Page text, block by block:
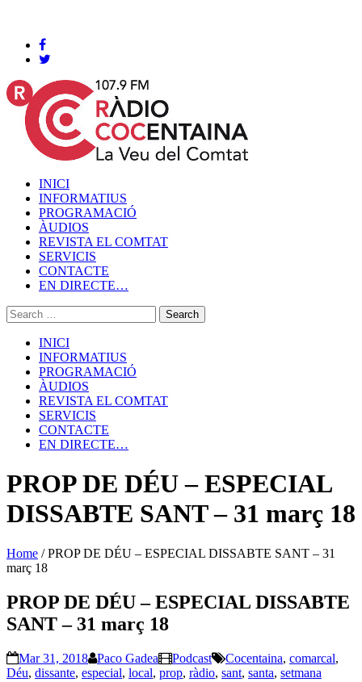
INICI
INFORMATIUS
PROGRAMACIÓ
ÀUDIOS
REVISTA EL COMTAT
SERVICIS
CONTACTE
EN DIRECTE…
INICI
INFORMATIUS
PROGRAMACIÓ
ÀUDIOS
REVISTA EL COMTAT
SERVICIS
CONTACTE
EN DIRECTE…
PROP DE DÉU – ESPECIAL
DISSABTE SANT – 31 març 18
Home /PROP DE DÉU – ESPECIAL DISSABTE SANT – 31
març 18
PROP DE DÉU – ESPECIAL DISSABTE
SANT – 31 març 18
Mar 31, 2018 Paco Gadea Podcast Cocentaina, comarcal,
Déu, dissante, especial, local, prop, ràdio, sant, santa, setmana